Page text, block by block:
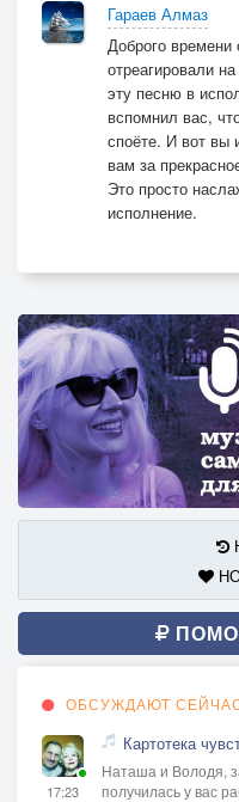
Гараев Алмаз
Доброго
отреагировали
эту песню в
вспомнил вас,
споёте. И вот вы
вам за
Это просто
исполнение.
ОБСУЖДАЮТ
17:23
Картотека
Наташа и Володя,
получилась у вас